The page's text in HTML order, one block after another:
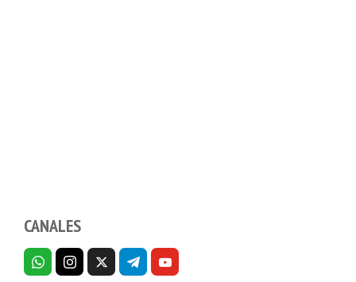
CANALES